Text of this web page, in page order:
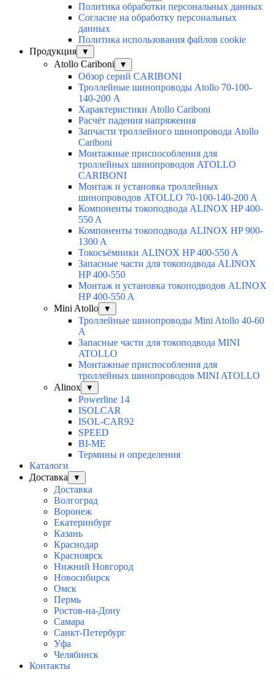
Политика обработки персональных данных
Согласие на обработку персональных
данных
Политика использования файлов cookie
Продукция
▼
Atollo Cariboni ▼
Обзор серий CARIBONI
Троллейные шинопроводы Atollo 70-100-
140-200 А
Характеристики Atollo Cariboni
Расчёт падения напряжения
Запчасти троллейного шинопровода Atollo
Cariboni
Монтажные приспособления для
троллейных шинопроводов ATOLLO
CARIBONI
Монтаж и установка троллейных
шинопроводов ATOLLO 70-100-140-200 A
Компоненты токоподвода ALINOX HP 400-
550 A
Компоненты токоподвода ALINOX HP 900-
1300 A
Токосъёмники ALINOX HP 400-550 A
Запасные части для токоподвода ALINOX
HP 400-550
Монтаж и установка токоподводов ALINOX
HP 400-550 A
Mini Atollo
▼
Троллейные шинопроводы Mini Atollo 40-60
А
Запасные части для токоподвода MINI
ATOLLO
Монтажные приспособления для
троллейных шинопроводов MINI ATOLLO
Alinox
▼
Powerline 14
ISOLCAR
ISOL-CAR92
SPEED
BI-ME
Термины и определения
Каталоги
Доставка
▼
Доставка
Волгоград
Воронеж
Екатеринбург
Казань
Краснодар
Красноярск
Нижний Новгород
Новосибирск
Омск
Пермь
Ростов-на-Дону
Самара
Санкт-Петербург
Уфа
Челябинск
Контакты